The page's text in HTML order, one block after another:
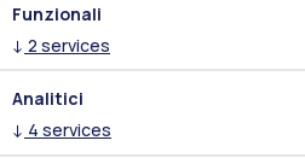
Polimi
Tutti i siti dell’ecosistema
Funzionali
↓ 2 services
Analitici
↓ 4 services